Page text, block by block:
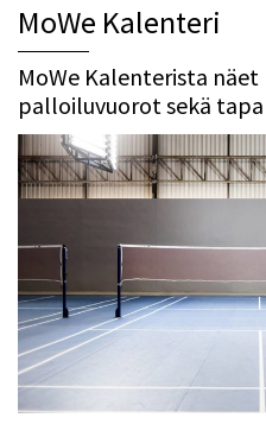
MoWe Kalenteri
MoWe Kalenterista
palloiluvuorot sekä